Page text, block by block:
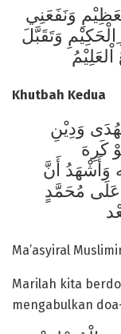
وَنَفَعَنِي
ِالْحَكِيْمِ وَتَقَبَّلَ
Khutbah Kedua
وَدِيْنِ
كَرِهَ
وَأَشْهَدُ أَنَّ
عَلَى مُحَمَّدٍ
Ma’asyiral
Marilah kita
mengabulkan